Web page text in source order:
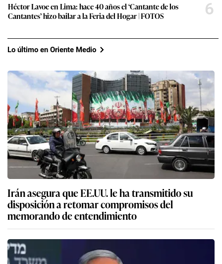
Héctor Lavoe en Lima: hace 40 años el ‘Cantante de los
Cantantes’ hizo bailar a la Feria del Hogar | FOTOS
6
Lo último en Oriente Medio
Irán asegura que EE.UU. le ha transmitido su
disposición a retomar compromisos del
memorando de entendimiento